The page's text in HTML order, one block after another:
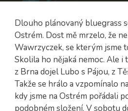
Dlouho plánovaný bluegrass
Ostrém. Dost mě mrzelo, že
Wawrzyczek, se kterým jsme
Skolila ho nějaká nemoc. Ale i
z Brna dojel Lubo s Pájou, z
Takže se hrálo a vzpomínalo
kdy jsme na Ostrém pořádali
podobném složení. V sobotu